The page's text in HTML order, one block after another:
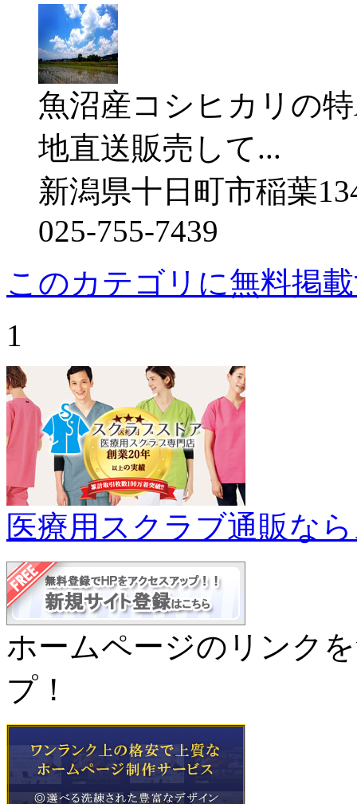
魚沼産コシヒカリの
地直送販売して...
新潟県十日町市稲葉
025-755-7439
このカテゴリに無料掲
1
医療用スクラブ通販な
ホームページのリンク
プ！